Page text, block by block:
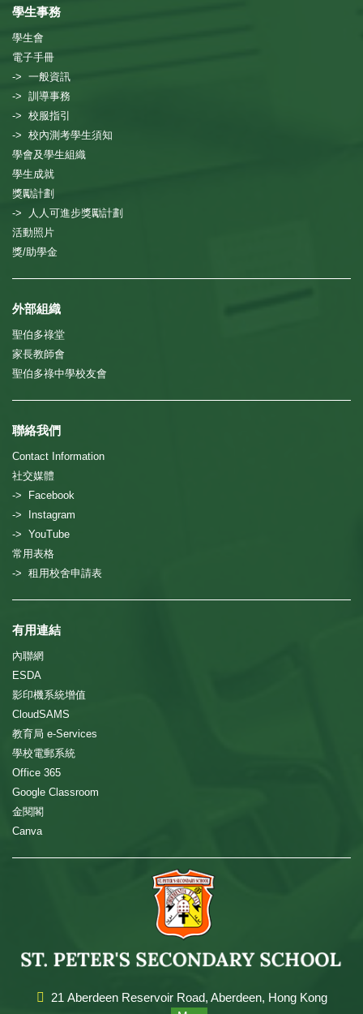
學生事務
學生會
電子手冊
-> 一般資訊
-> 訓導事務
-> 校服指引
-> 校內測考學生須知
學會及學生組織
學生成就
獎勵計劃
-> 人人可進步獎勵計劃
活動照片
獎/助學金
外部組織
聖伯多祿堂
家長教師會
聖伯多祿中學校友會
聯絡我們
Contact Information
社交媒體
-> Facebook
-> Instagram
-> YouTube
常用表格
-> 租用校舍申請表
有用連結
內聯網
ESDA
影印機系統增值
CloudSAMS
教育局 e-Services
學校電郵系統
Office 365
Google Classroom
金閱閣
Canva
21 Aberdeen Reservoir Road, Aberdeen, Hong Kong